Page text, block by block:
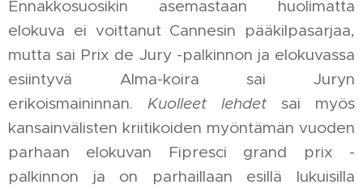
Ennakkosuosikin asemastaan huolimatta
elokuva ei voittanut Cannesin pääkilpasarjaa,
mutta sai Prix de Jury -palkinnon ja elokuvassa
esiintyvä Alma-koira sai Juryn
erikoismaininnan. Kuolleet lehdet sai myös
kansainvälisten kriitikoiden myöntämän vuoden
parhaan elokuvan Fipresci grand prix -
palkinnon ja on parhaillaan esillä lukuisilla